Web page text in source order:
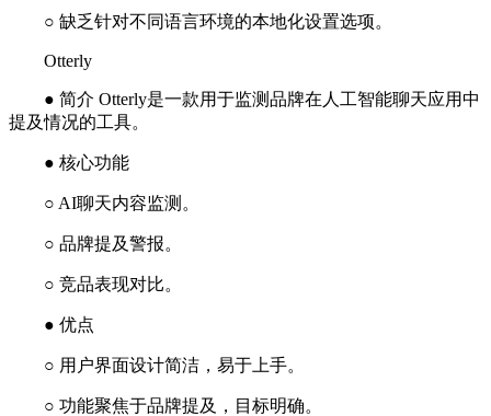
○ 缺乏针对不同语言环境的本地化设置选项。
Otterly
● 简介 Otterly是一款用于监测品牌在人工智能聊天应用中
提及情况的工具。
● 核心功能
○ AI聊天内容监测。
○ 品牌提及警报。
○ 竞品表现对比。
● 优点
○ 用户界面设计简洁，易于上手。
○ 功能聚焦于品牌提及，目标明确。